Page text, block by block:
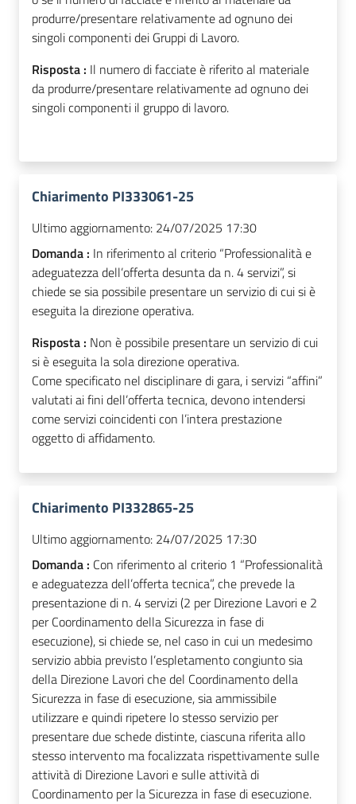
produrre/presentare relativamente ad ognuno dei
singoli componenti dei Gruppi di Lavoro.
Risposta : Il numero di facciate è riferito al materiale
da produrre/presentare relativamente ad ognuno dei
singoli componenti il gruppo di lavoro.
Chiarimento PI333061-25
Ultimo aggiornamento: 24/07/2025 17:30
Domanda : In riferimento al criterio “Professionalità e
adeguatezza dell’offerta desunta da n. 4 servizi”, si
chiede se sia possibile presentare un servizio di cui si è
eseguita la direzione operativa.
Risposta : Non è possibile presentare un servizio di cui
si è eseguita la sola direzione operativa.
Come specificato nel disciplinare di gara, i servizi “affini”
valutati ai fini dell’offerta tecnica, devono intendersi
come servizi coincidenti con l’intera prestazione
oggetto di affidamento.
Chiarimento PI332865-25
Ultimo aggiornamento: 24/07/2025 17:30
Domanda : Con riferimento al criterio 1 “Professionalità
e adeguatezza dell’offerta tecnica”, che prevede la
presentazione di n. 4 servizi (2 per Direzione Lavori e 2
per Coordinamento della Sicurezza in fase di
esecuzione), si chiede se, nel caso in cui un medesimo
servizio abbia previsto l’espletamento congiunto sia
della Direzione Lavori che del Coordinamento della
Sicurezza in fase di esecuzione, sia ammissibile
utilizzare e quindi ripetere lo stesso servizio per
presentare due schede distinte, ciascuna riferita allo
stesso intervento ma focalizzata rispettivamente sulle
attività di Direzione Lavori e sulle attività di
Coordinamento per la Sicurezza in fase di esecuzione.